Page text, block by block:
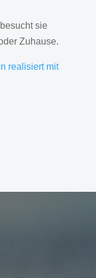
sie
Zuhause.
realisiert mit